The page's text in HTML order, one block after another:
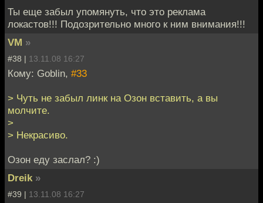
Ты еще забыл упомянуть, что это реклама
локастов!!! Подозрительно много к ним внимания!!!
VM »
#38 | 13.11.08 16:27
Кому: Goblin, #33
> Чуть не забыл линк на Озон вставить, а вы
молчите.
>
> Некрасиво.
Озон еду заслал? :)
Dreik »
#39 | 13.11.08 16:27